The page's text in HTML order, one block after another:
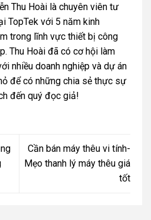
Thu Hoài là chuyên viên tư
TopTek với 5 năm kinh
trong lĩnh vực thiết bị công
Thu Hoài đã có cơ hội làm
nhiều doanh nghiệp và dự án
để có những chia sẻ thực sự
đến quý đọc giả!
Cần bán máy thêu vi tính-
Mẹo thanh lý máy thêu giá
tốt